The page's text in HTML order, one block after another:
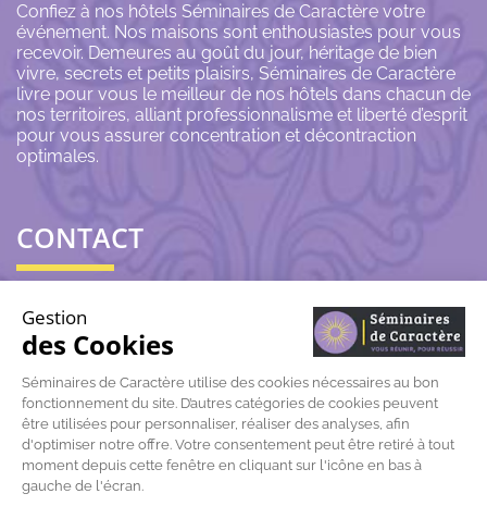
Confiez à nos hôtels Séminaires de Caractère votre
événement. Nos maisons sont enthousiastes pour vous
recevoir. Demeures au goût du jour, héritage de bien
vivre, secrets et petits plaisirs, Séminaires de Caractère
livre pour vous le meilleur de nos hôtels dans chacun de
nos territoires, alliant professionnalisme et liberté d’esprit
pour vous assurer concentration et décontraction
optimales.
CONTACT
06 43 69 79 72
contact@seminairesdecaractere.fr
197 Rue Léon Arnoux
84120 Pertuis
Gestion
des Cookies
Séminaires de Caractère utilise des cookies nécessaires au bon
fonctionnement du site. D’autres catégories de cookies peuvent
être utilisées pour personnaliser, réaliser des analyses, afin
d'optimiser notre offre. Votre consentement peut être retiré à tout
moment depuis cette fenêtre en cliquant sur l'icône en bas à
gauche de l'écran.